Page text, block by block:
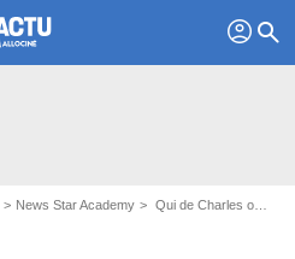
profil search
News Star Academy Qui de Charles ou Maureen va quitter le château de la Star Academy ? Les pronostics du public